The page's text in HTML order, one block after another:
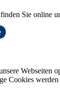
Sie online
Webseiten
Cookies